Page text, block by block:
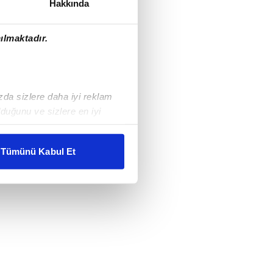
Hakkında
sizlere daha iyi reklam
ve sizlere en iyi
gösterilmeyecektir."
kullanılmaktadır. Bu
sunulması
ve sizlere yönelik
Tümünü Kabul Et